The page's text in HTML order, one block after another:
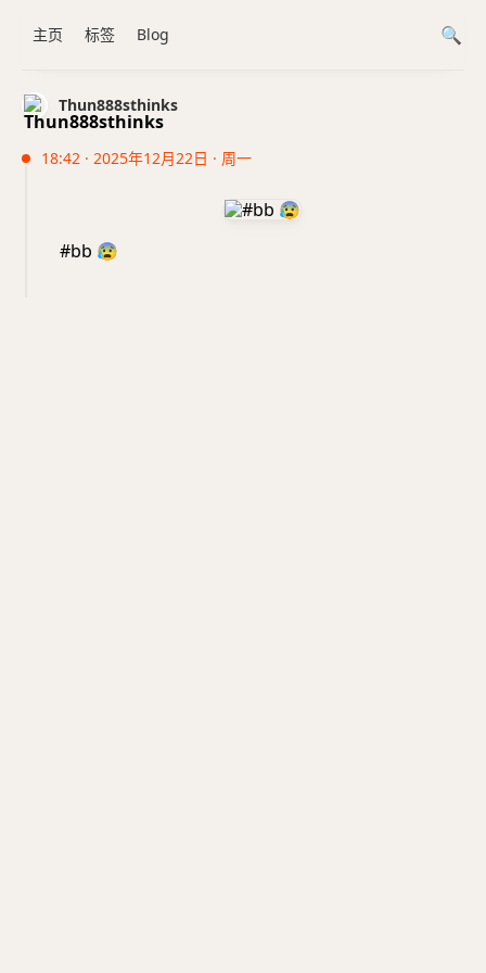
Thun888sthinks
18:42 · 2025年12月22日 · 周一
#bb 😰
主页 标签 Blog